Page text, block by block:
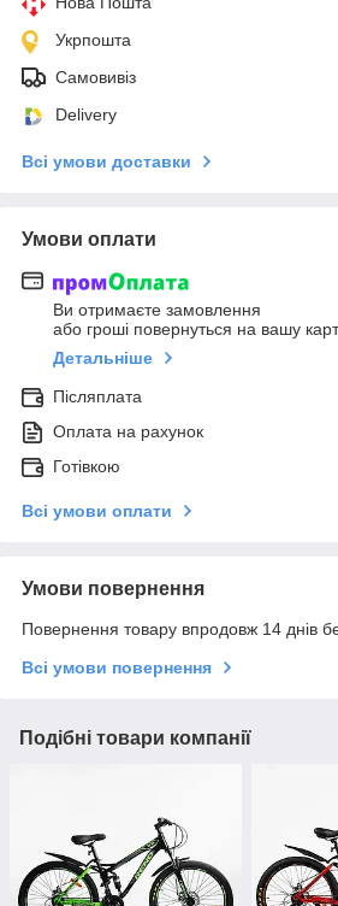
Укрпошта
Самовивіз
Delivery
Всі умови доставки
Умови оплати
Ви отримаєте замовлення
або гроші повернуться на вашу
Детальніше
Післяплата
Оплата на рахунок
Готівкою
Всі умови оплати
Умови повернення
Повернення товару впродовж 14 днів
Всі умови повернення
Подібні товари компанії